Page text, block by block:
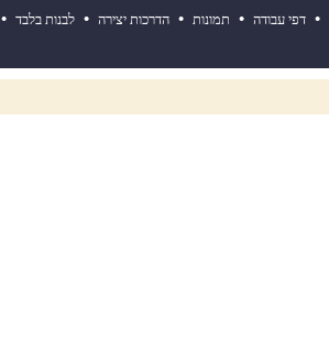
• דפי עבודה • תמונות • הדרכות יצירה • לבנות בלבד •